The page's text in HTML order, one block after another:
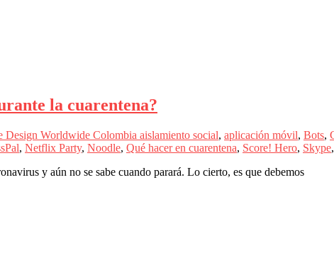
la cuarentena?
Design Worldwide Colombia aislamiento social, aplicación móvil, Bots,
, Netflix Party, Noodle, Qué hacer en cuarentena, Score! Hero, Skype,
y aún no se sabe cuando parará. Lo cierto, es que debemos